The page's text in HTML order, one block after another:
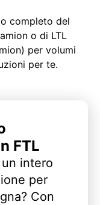
completo del
o di LTL
per volumi
per te.
FTL
intero
per
Con